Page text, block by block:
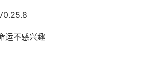
运不感兴趣